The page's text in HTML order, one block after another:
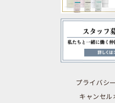
プライバシ
キャンセ